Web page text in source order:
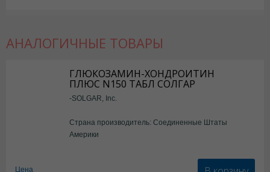
АНАЛОГИЧНЫЕ ТОВАРЫ
ГЛЮКОЗАМИН-ХОНДРОИТИН
ПЛЮС N150 ТАБЛ СОЛГАР
-SOLGAR, Inc.
Страна производитель: Соединенные Штаты
Америки
Цена